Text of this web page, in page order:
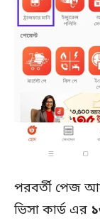
পরবর্তী পেজ
ভিসা কার্ড এর